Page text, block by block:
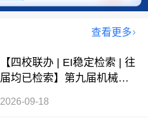
查看更多
【四校联办 | EI稳定检索 | 往
届均已检索】第九届机械工
2026-09-18